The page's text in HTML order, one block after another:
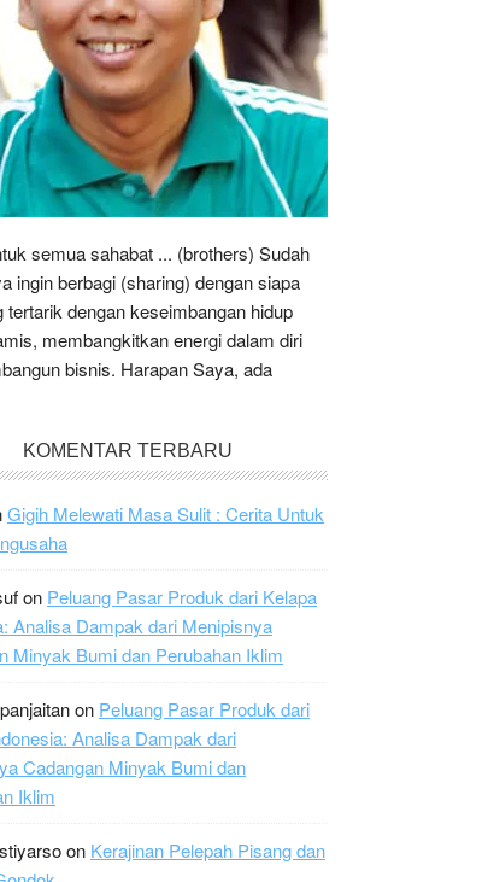
semua sahabat ... (brothers) Sudah
ingin berbagi (sharing) dengan siapa
tertarik dengan keseimbangan hidup
membangkitkan energi dalam diri
bisnis. Harapan Saya, ada
KOMENTAR TERBARU
Gigih Melewati Masa Sulit : Cerita Untuk
on Peluang Pasar Produk dari Kelapa
Analisa Dampak dari Menipisnya
Minyak Bumi dan Perubahan Iklim
on Peluang Pasar Produk dari
Analisa Dampak dari
Cadangan Minyak Bumi dan
Iklim
on Kerajinan Pelepah Pisang dan